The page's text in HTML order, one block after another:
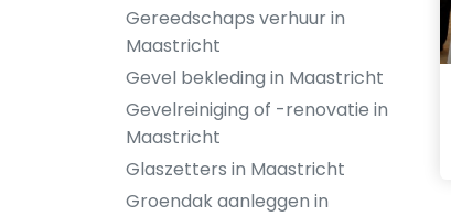
Gereedschaps verhuur in
Maastricht
Gevel bekleding in Maastricht
Gevelreiniging of -renovatie in
Maastricht
Glaszetters in Maastricht
Groendak aanleggen in